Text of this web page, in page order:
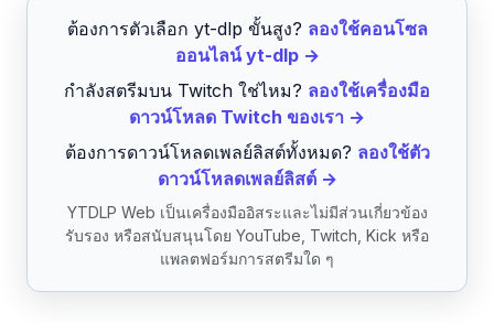
ต้องการตัวเลือก yt-dlp ขั้นสูง? ลองใช้คอนโซล
ออนไลน์ yt-dlp →
กำลังสตรีมบน Twitch ใช่ไหม? ลองใช้เครื่องมือ
ดาวน์โหลด Twitch ของเรา →
ต้องการดาวน์โหลดเพลย์ลิสต์ทั้งหมด? ลองใช้ตัว
ดาวน์โหลดเพลย์ลิสต์ →
YTDLP Web เป็นเครื่องมืออิสระและไม่มีส่วนเกี่ยวข้อง
รับรอง หรือสนับสนุนโดย YouTube, Twitch, Kick หรือ
แพลตฟอร์มการสตรีมใด ๆ